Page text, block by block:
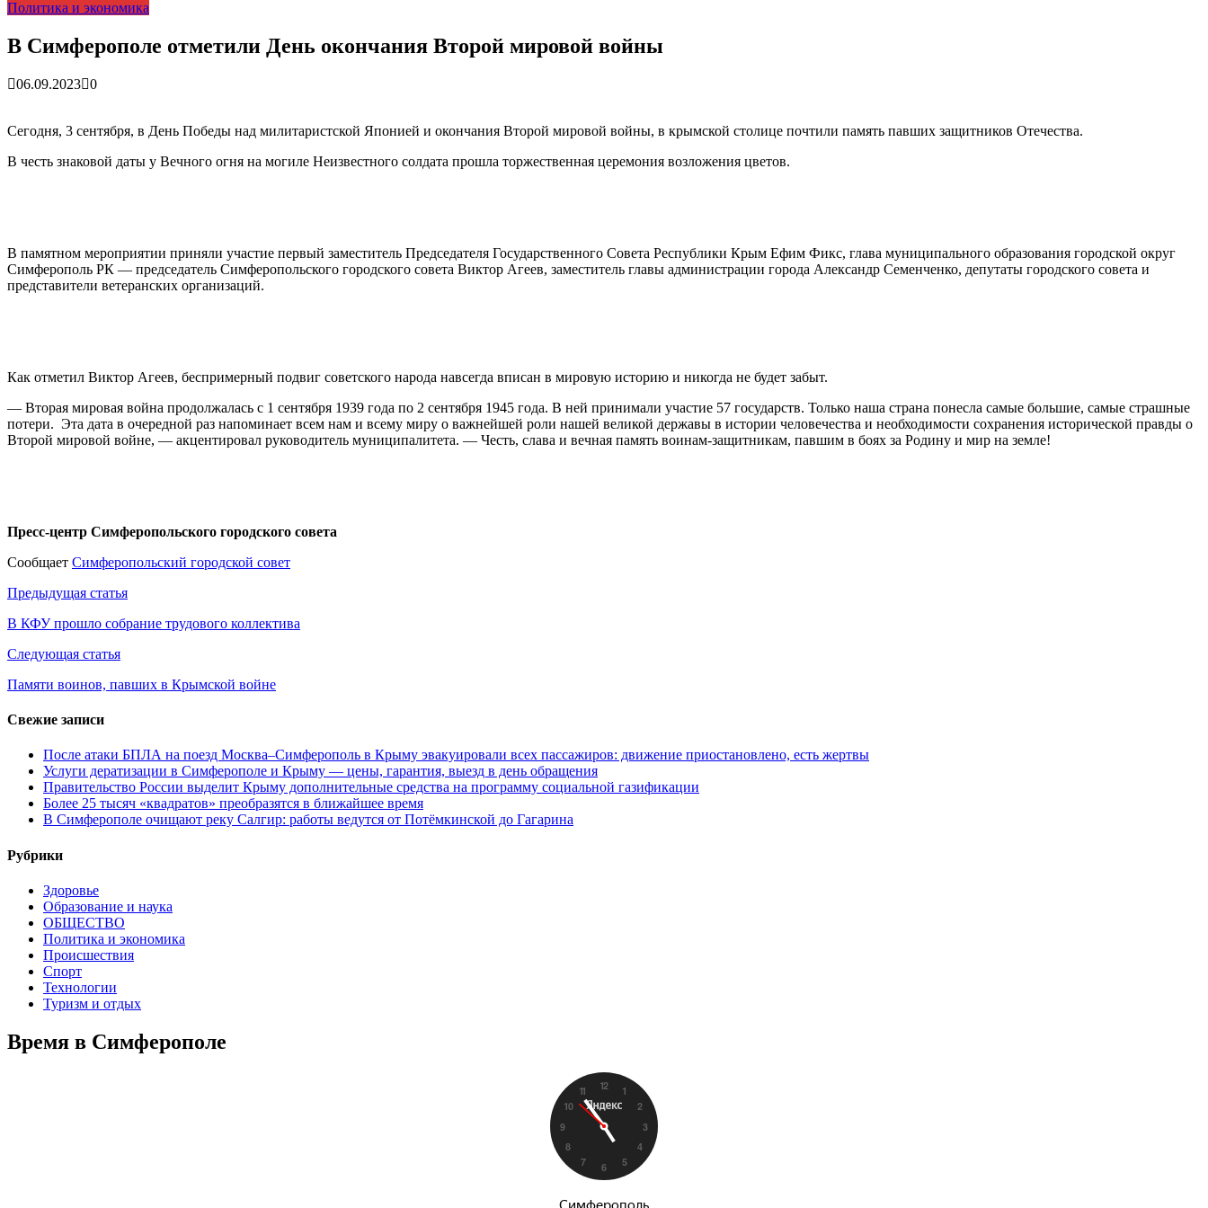
Более 25 тысяч «квадратов» преобразятся в ближайшее время...
Политика и экономика
В Симферополе отметили День окончания Второй мировой войны
06.09.2023 0
Сегодня, 3 сентября, в День Победы над милитаристской Японией и окончания Второй мировой войны, в крымской столице почтили память павших защитников Отечества.
В честь знаковой даты у Вечного огня на могиле Неизвестного солдата прошла торжественная церемония возложения цветов.
В памятном мероприятии приняли участие первый заместитель Председателя Государственного Совета Республики Крым Ефим Фикс, глава муниципального образования городской округ
Симферополь РК — председатель Симферопольского городского совета Виктор Агеев, заместитель главы администрации города Александр Семенченко, депутаты городского совета и
представители ветеранских организаций.
Как отметил Виктор Агеев, беспримерный подвиг советского народа навсегда вписан в мировую историю и никогда не будет забыт.
— Вторая мировая война продолжалась с 1 сентября 1939 года по 2 сентября 1945 года. В ней принимали участие 57 государств. Только наша страна понесла самые большие, самые страшные
потери. Эта дата в очередной раз напоминает всем нам и всему миру о важнейшей роли нашей великой державы в истории человечества и необходимости сохранения исторической правды о
Второй мировой войне, — акцентировал руководитель муниципалитета. — Честь, слава и вечная память воинам-защитникам, павшим в боях за Родину и мир на земле!
Пресс-центр Симферопольского городского совета
Сообщает Симферопольский городской совет
Навигация
по
записям
Предыдущая статья
В КФУ прошло собрание трудового коллектива
Следующая статья
Памяти воинов, павших в Крымской войне
Свежие записи
После атаки БПЛА на поезд Москва–Симферополь в Крыму эвакуировали всех пассажиров: движение приостановлено, есть жертвы
Услуги дератизации в Симферополе и Крыму — цены, гарантия, выезд в день обращения
Правительство России выделит Крыму дополнительные средства на программу социальной газификации
Более 25 тысяч «квадратов» преобразятся в ближайшее время
В Симферополе очищают реку Салгир: работы ведутся от Потёмкинской до Гагарина
Рубрики
Здоровье
Образование и наука
ОБЩЕСТВО
Политика и экономика
Происшествия
Спорт
Технологии
Туризм и отдых
Время в Симферополе